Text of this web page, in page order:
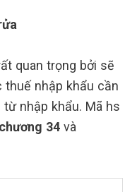
quan trọng bởi sẽ
nhập khẩu cần
nhập khẩu. Mã hs
chương 34 và